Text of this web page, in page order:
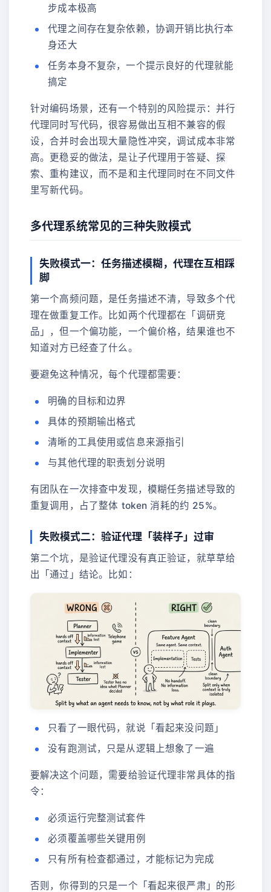
步成本极高
代理之间存在复杂依赖，协调开销比执行本
身还大
任务本身不复杂，一个提示良好的代理就能
搞定
针对编码场景，还有一个特别的风险提示：并行
代理同时写代码，很容易做出互相不兼容的假
设，合并时会出现大量隐性冲突，调试成本非常
高。更稳妥的做法，是让子代理用于答疑、探
索、重构建议，而不是和主代理同时在不同文件
里写新代码。
多代理系统常见的三种失败模式
失败模式一：任务描述模糊，代理在互相踩
脚
第一个高频问题，是任务描述不清，导致多个代
理在做重复工作。比如两个代理都在「调研竞
品」，但一个偏功能，一个偏价格，结果谁也不
知道对方已经查了什么。
要避免这种情况，每个代理都需要：
明确的目标和边界
具体的预期输出格式
清晰的工具使用或信息来源指引
与其他代理的职责划分说明
有团队在一次排查中发现，模糊任务描述导致的
重复调用，占了整体 token 消耗的约 25%。
失败模式二：验证代理「装样子」过审
第二个坑，是验证代理没有真正验证，就草草给
出「通过」结论。比如：
只看了一眼代码，就说「看起来没问题」
没有跑测试，只是从逻辑上想象了一遍
要解决这个问题，需要给验证代理非常具体的指
令：
必须运行完整测试套件
必须覆盖哪些关键用例
只有所有检查都通过，才能标记为完成
否则，你得到的只是一个「看起来很严肃」的形